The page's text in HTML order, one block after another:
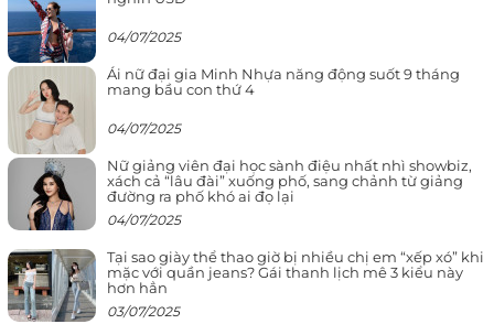
04/07/2025
Ái nữ đại gia Minh Nhựa năng động suốt 9 tháng
mang bầu con thứ 4
04/07/2025
Nữ giảng viên đại học sành điệu nhất nhì showbiz,
xách cả “lâu đài” xuống phố, sang chảnh từ giảng
đường ra phố khó ai đọ lại
04/07/2025
Tại sao giày thể thao giờ bị nhiều chị em “xếp xó” khi
mặc với quần jeans? Gái thanh lịch mê 3 kiểu này
hơn hẳn
03/07/2025